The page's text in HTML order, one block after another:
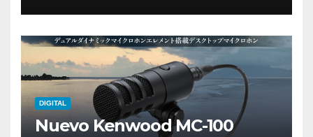
DIGITAL
Nuevo Kenwood MC-100